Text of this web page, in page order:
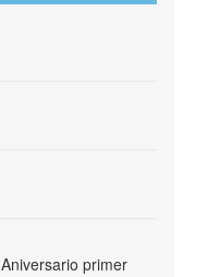
Aniversario primer